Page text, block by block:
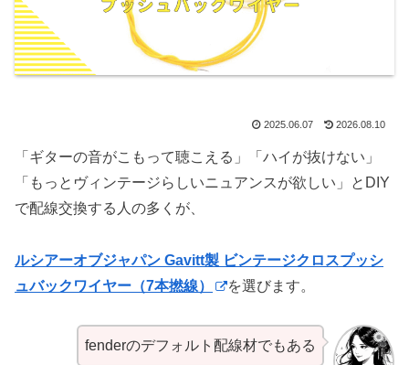
2025.06.07 2026.08.10
「ギターの音がこもって聴こえる」「ハイが抜けない」
「もっとヴィンテージらしいニュアンスが欲しい」とDIY
で配線交換する人の多くが、
ルシアーオブジャパン Gavitt製 ビンテージクロスプッシ
ュバックワイヤー（7本撚線）
を選びます。
fenderのデフォルト配線材でもある